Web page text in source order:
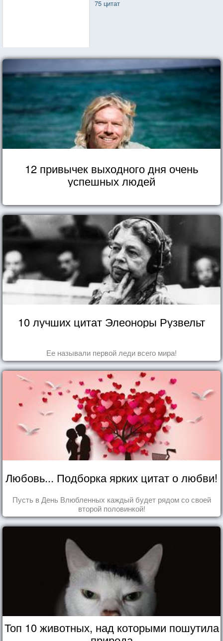
75 цитат
12 привычек выходного дня очень
успешных людей
10 лучших цитат Элеоноры Рузвельт
Ее называли первой леди всего мира!
Любовь... Подборка ярких цитат о любви!
Пусть в День Влюбленных каждый будет рядом со своей
второй половинкой!
Топ 10 животных, над которыми пошутила